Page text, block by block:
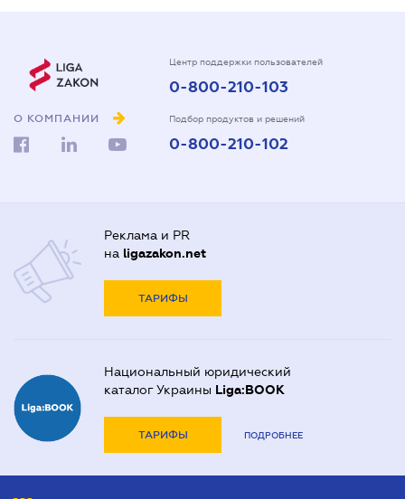
О КОМПАНИИ
Центр поддержки пользователей
0-800-210-103
Подбор продуктов и решений
0-800-210-102
Реклама и PR
на ligazakon.net
ТАРИФЫ
Национальный юридический
каталог Украины Liga:BOOK
ТАРИФЫ ПОДРОБНЕЕ